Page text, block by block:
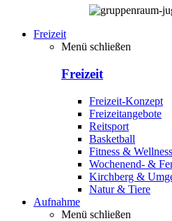
Freizeit
Menü schließen
Freizeit
Freizeit-Konzept
Freizeitangebote
Reitsport
Basketball
Fitness & Wellness
Wochenend- &
Kirchberg &
Natur & Tiere
Aufnahme
Menü schließen